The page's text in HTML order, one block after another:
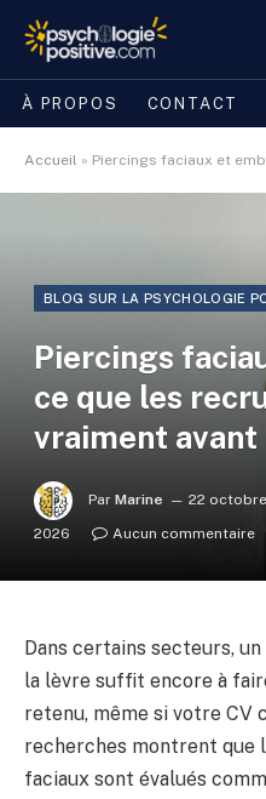
À PROPOS CONTACT
Accueil » Piercings faciaux et embauche : ce
BLOG SUR LA PSYCHOLOGIE
Piercings
ce que les
vraiment
Par Marine 22
2026
Aucun commentaire
Dans certains secteurs,
la lèvre suffit encore à
retenu, même si votre CV
recherches montrent que
faciaux sont évalués